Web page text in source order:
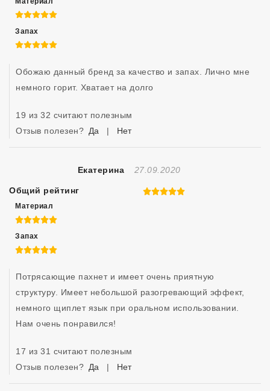
5 из 5
Запах
5 из 5
Обожаю данный бренд за качество и запах. Лично мне
немного горит. Хватает на долго
19 из 32 считают полезным
Отзыв полезен? Да | Нет
Екатерина Отзыв Создан
27.09.2020
Общий рейтинг 5 из 5
Материал
5 из 5
Запах
5 из 5
Потрясающие пахнет и имеет очень приятную
структуру. Имеет небольшой разогревающий эффект,
немного щиплет язык при оральном использовании.
Нам очень понравился!
17 из 31 считают полезным
Отзыв полезен? Да | Нет